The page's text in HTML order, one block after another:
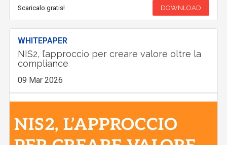
Scaricalo gratis! DOWNLOAD
WHITEPAPER
NIS2, l’approccio per creare valore oltre la
compliance
09 Mar 2026